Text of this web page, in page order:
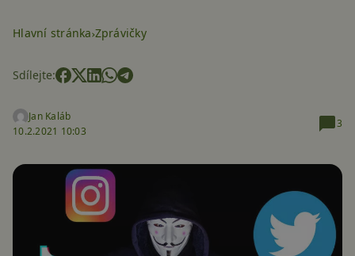
Hlavní stránka Zprávičky
Sdílejte:
Jan Kaláb
10.2.2021 10:03
3